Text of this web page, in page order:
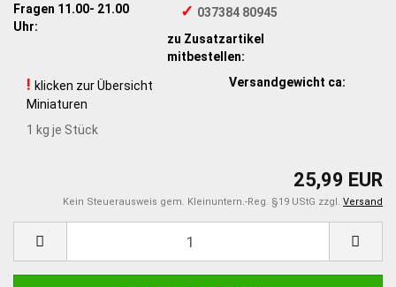
Fragen 11.00- 21.00
Uhr:
✓ 037384 80945
zu Zusatzartikel
mitbestellen:
! klicken zur Übersicht
Miniaturen
Versandgewicht ca:
1 kg je Stück
25,99 EUR
Kein Steuerausweis gem. Kleinuntern.-Reg. §19 UStG zzgl. Versand